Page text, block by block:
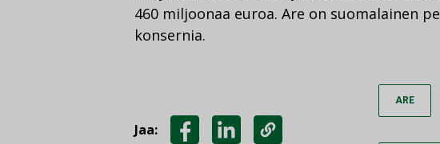
460 miljoonaa euroa. Are on suomalainen
konsernia.
Jaa:
ARE